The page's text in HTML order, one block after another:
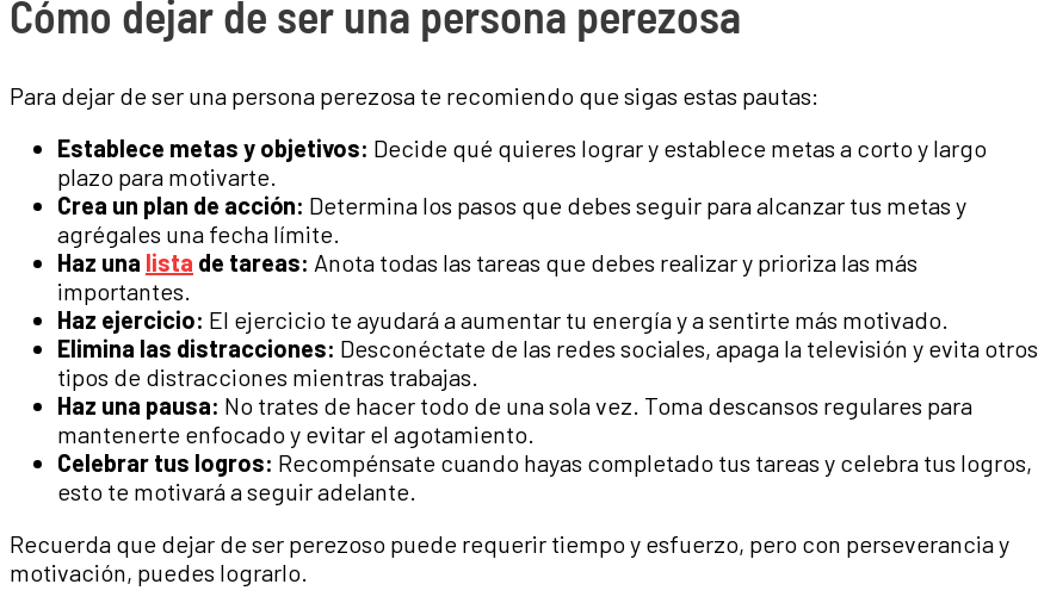
Cómo dejar de ser una persona perezosa
Para dejar de ser una persona perezosa te recomiendo que sigas estas pautas:
Establece metas y objetivos: Decide qué quieres lograr y establece metas a corto y largo
plazo para motivarte.
Crea un plan de acción: Determina los pasos que debes seguir para alcanzar tus metas y
agrégales una fecha límite.
Haz una lista de tareas: Anota todas las tareas que debes realizar y prioriza las más
importantes.
Haz ejercicio: El ejercicio te ayudará a aumentar tu energía y a sentirte más motivado.
Elimina las distracciones: Desconéctate de las redes sociales, apaga la televisión y evita otros
tipos de distracciones mientras trabajas.
Haz una pausa: No trates de hacer todo de una sola vez. Toma descansos regulares para
mantenerte enfocado y evitar el agotamiento.
Celebrar tus logros: Recompénsate cuando hayas completado tus tareas y celebra tus logros,
esto te motivará a seguir adelante.
Recuerda que dejar de ser perezoso puede requerir tiempo y esfuerzo, pero con perseverancia y
motivación, puedes lograrlo.